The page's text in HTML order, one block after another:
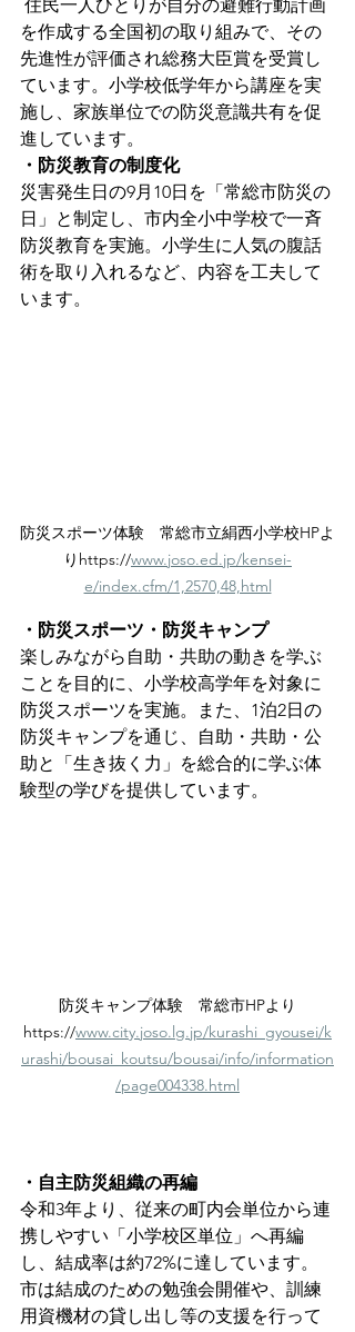
を作成する全国初の取り組みで、その
先進性が評価され総務大臣賞を受賞し
ています。小学校低学年から講座を実
施し、家族単位での防災意識共有を促
進しています。
・防災教育の制度化
災害発生日の9月10日を「常総市防災の
日」と制定し、市内全小中学校で一斉
防災教育を実施。小学生に人気の腹話
術を取り入れるなど、内容を工夫して
います。
防災スポーツ体験　常総市立絹西小学校HPよ
りhttps://www.joso.ed.jp/kensei-
e/index.cfm/1,2570,48,html
・防災スポーツ・防災キャンプ
楽しみながら自助・共助の動きを学ぶ
ことを目的に、小学校高学年を対象に
防災スポーツを実施。また、1泊2日の
防災キャンプを通じ、自助・共助・公
助と「生き抜く力」を総合的に学ぶ体
験型の学びを提供しています。
防災キャンプ体験　常総市HPより
https://www.city.joso.lg.jp/kurashi_gyousei/k
urashi/bousai_koutsu/bousai/info/information
/page004338.html
・自主防災組織の再編
令和3年より、従来の町内会単位から連
携しやすい「小学校区単位」へ再編
し、結成率は約72%に達しています。
市は結成のための勉強会開催や、訓練
用資機材の貸し出し等の支援を行って